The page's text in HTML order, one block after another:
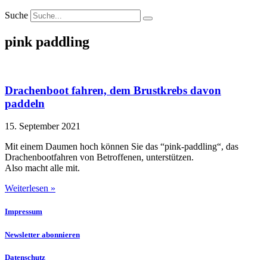
Suche
pink paddling
Drachenboot fahren, dem Brustkrebs davon
paddeln
15. September 2021
Mit einem Daumen hoch können Sie das “pink-paddling“, das
Drachenbootfahren von Betroffenen, unterstützen.
Also macht alle mit.
Weiterlesen »
Impressum
Newsletter abonnieren
Datenschutz